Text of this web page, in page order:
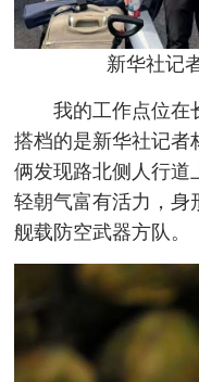
新华社记
我的工作点位在
搭档的是新华社记者
俩发现路北侧人行道
轻朝气富有活力，身
舰载防空武器方队。